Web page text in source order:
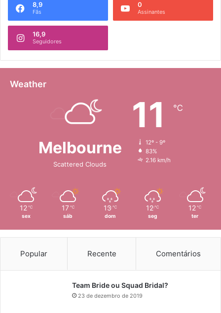
8,9
Fãs
0
Assinantes
16,9
Seguidores
Weather
Melbourne
Scattered Clouds
11 ℃
12º - 9º
83%
2.16 km/h
12 ℃
sex
17 ℃
sáb
13 ℃
dom
12 ℃
seg
12 ℃
ter
Popular Recente Comentários
Team Bride ou Squad Bridal?
23 de dezembro de 2019